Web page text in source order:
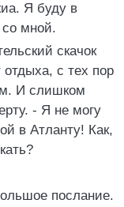
Я буду в
со мной.
скачок
с тех пор
И слишком
- Я не могу
в Атланту! Как,
послание.